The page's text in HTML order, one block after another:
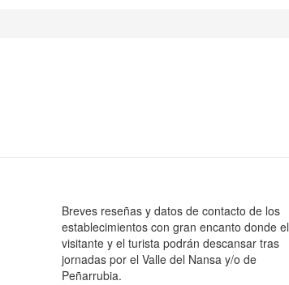
Breves reseñas y datos de contacto de los
establecimientos con gran encanto donde el
visitante y el turista podrán descansar tras
jornadas por el Valle del Nansa y/o de
Peñarrubia.